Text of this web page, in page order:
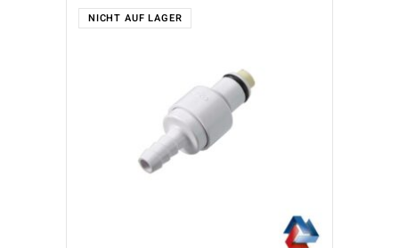
NICHT AUF LAGER
WEITERLESEN